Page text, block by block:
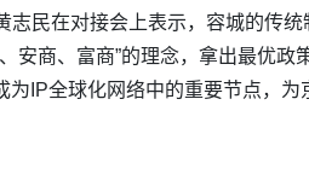
志民在对接会上表示，容城的传
安商、富商”的理念，拿出最优
IP全球化网络中的重要节点，为